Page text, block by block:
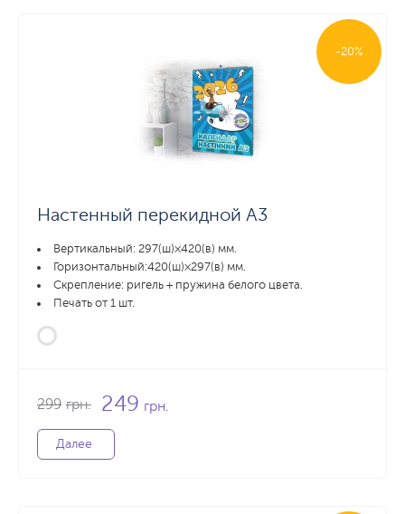
-20%
Настенный перекидной А3
Вертикальный: 297(ш)×420(в) мм.
Горизонтальный:420(ш)×297(в) мм.
Скрепление: ригель + пружина белого цвета.
Печать от 1 шт.
299 грн. 249 грн.
Далее